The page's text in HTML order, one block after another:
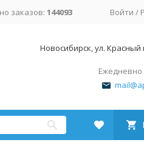
заказов: 144093 Войти /
Новосибирск, ул. Красный
Ежедневно